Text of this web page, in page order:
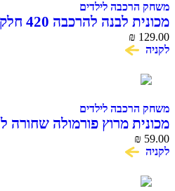
משחק הרכבה לילדים
COME ALIVE
₪ 129.00
לקניה
משחק הרכבה לילדים
COME ALIVE MACHINA
₪ 59.00
לקניה